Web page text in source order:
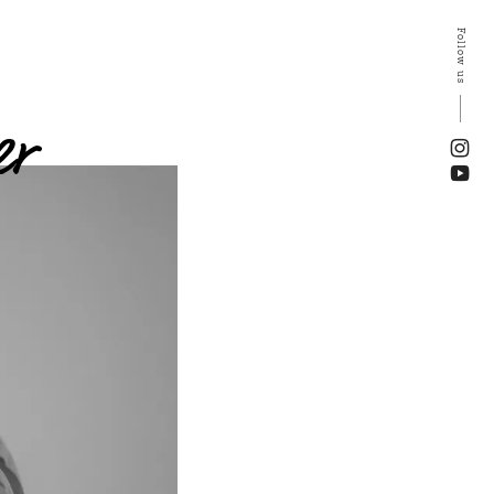
Follow us